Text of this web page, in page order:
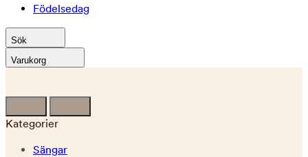
Födelsedag
Sök
Varukorg
Kategorier
Sängar